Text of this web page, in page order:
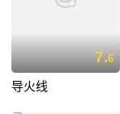
7.6
导火线